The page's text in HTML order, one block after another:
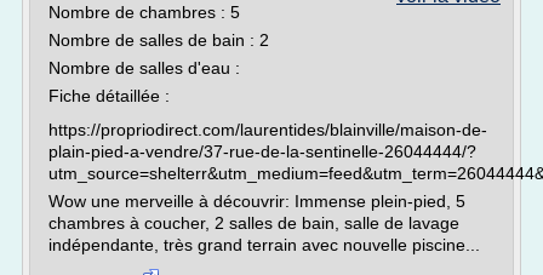
Nombre de chambres : 5
Nombre de salles de bain : 2
Nombre de salles d'eau :
Fiche détaillée :
https://propriodirect.com/laurentides/blainville/maison-de-
plain-pied-a-vendre/37-rue-de-la-sentinelle-26044444/?
Wow une merveille à découvrir: Immense plein-pied, 5
chambres à coucher, 2 salles de bain, salle de lavage
indépendante, très grand terrain avec nouvelle piscine...